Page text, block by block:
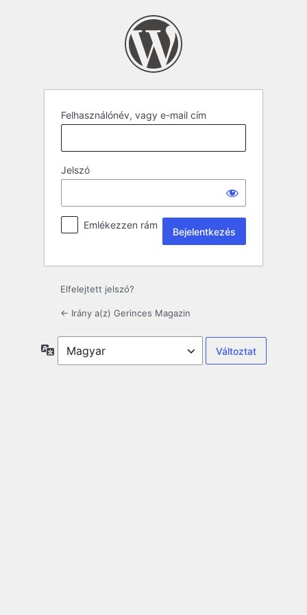
Felhasználónév, vagy e-mail cím
Jelszó
Emlékezzen rám
Elfelejtett jelszó?
← Irány a(z) Gerinces Magazin
Nyelv